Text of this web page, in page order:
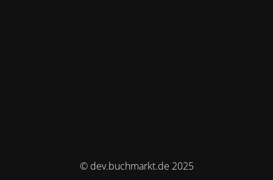
© dev.buchmarkt.de 2025